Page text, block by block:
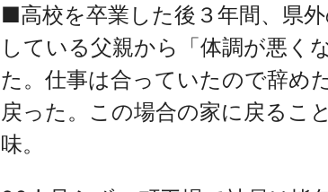
■高校を卒業した後３年間、県
している父親から「体調が悪く
た。仕事は合っていたので辞め
戻った。この場合の家に戻るこ
味。